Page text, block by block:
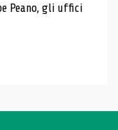
Peano, gli uffici